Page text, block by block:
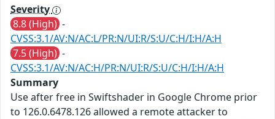
Severity
8.8 (High) -
CVSS:3.1/AV:N/AC:L/PR:N/UI:R/S:U/C:H/I:H/A:H
7.5 (High) -
CVSS:3.1/AV:N/AC:H/PR:N/UI:R/S:U/C:H/I:H/A:H
Summary
Use after free in Swiftshader in Google Chrome prior
to 126.0.6478.126 allowed a remote attacker to